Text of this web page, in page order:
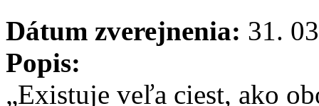
Dátum zverejnenia: 31.
Popis:
„Existuje veľa ciest, ako